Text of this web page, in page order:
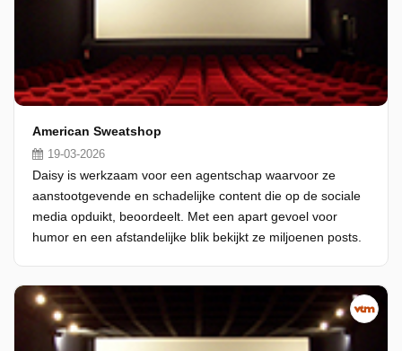
American Sweatshop
19-03-2026
Daisy is werkzaam voor een agentschap waarvoor ze
aanstootgevende en schadelijke content die op de sociale
media opduikt, beoordeelt. Met een apart gevoel voor
humor en een afstandelijke blik bekijkt ze miljoenen posts.